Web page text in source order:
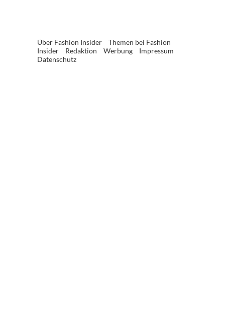
Über Fashion Insider
Themen bei Fashion
Insider
Redaktion Werbung
Impressum
Datenschutz